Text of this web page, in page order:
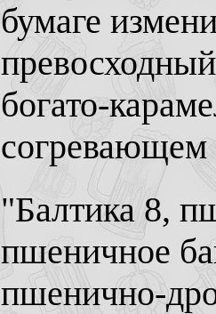
бумаге
богато-
согревающем
"Балтика 8,
пшеничное
пшенично-